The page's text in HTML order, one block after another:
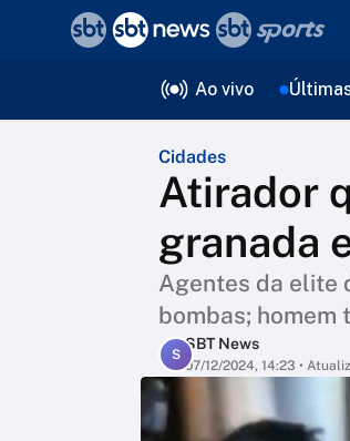
Ao vivo
Cidades
Atirador
granada
Agentes da elite
bombas; homem
S
SBT News
07/12/2024, 14:23 •
voltar
Editorias